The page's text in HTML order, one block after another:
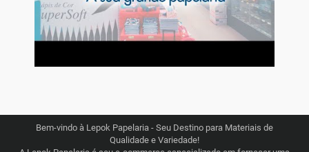
Bem-vindo à Lepok Papelaria - Seu Destino para Materiais de
Qualidade e Variedade!